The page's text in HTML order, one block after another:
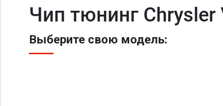
Чип тюнинг Chrysler
Выберите свою модель: